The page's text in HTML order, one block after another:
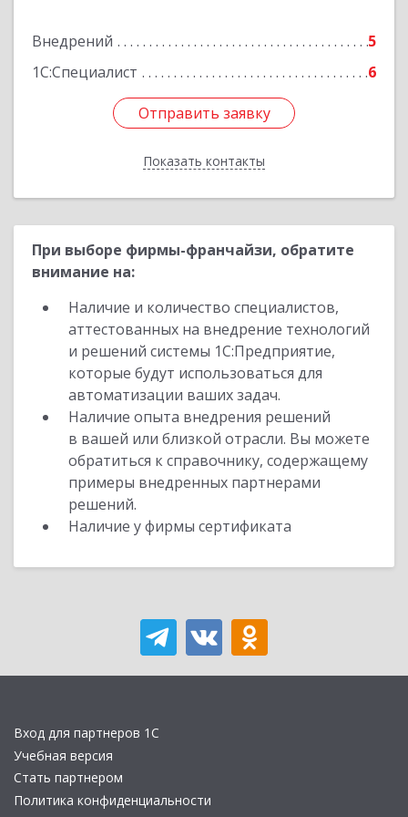
Внедрений
5
1С:Специалист
6
Отправить заявку
Показать контакты
Отправить заявку
Назад
При выборе фирмы-франчайзи, обратите
внимание на:
Наличие и количество специалистов,
аттестованных на внедрение технологий
и решений системы 1С:Предприятие,
которые будут использоваться для
автоматизации ваших задач.
Наличие опыта внедрения решений
в вашей или близкой отрасли. Вы можете
обратиться к справочнику, содержащему
примеры внедренных партнерами
решений.
Наличие у фирмы сертификата
Вход для партнеров 1С
Учебная версия
Стать партнером
Политика конфиденциальности